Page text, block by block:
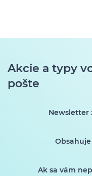
Akcie a typy
pošte
Newsletter
Ak sa vám